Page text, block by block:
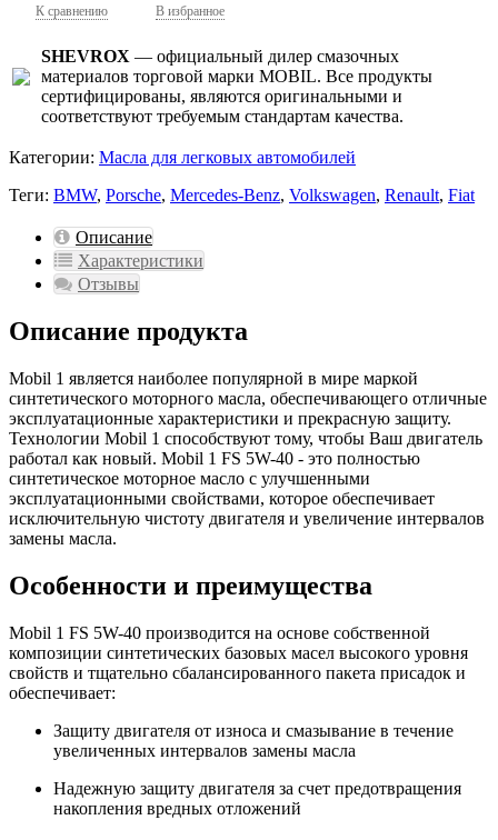
К сравнению В избранное
SHEVROX — официальный дилер смазочных
материалов торговой марки MOBIL. Все продукты
сертифицированы, являются оригинальными и
соответствуют требуемым стандартам качества.
Категории: Масла для легковых автомобилей
Теги: BMW, Porsche, Mercedes-Benz, Volkswagen, Renault, Fiat
Описание
Характеристики
Отзывы
Описание продукта
Mobil 1 является наиболее популярной в мире маркой
синтетического моторного масла, обеспечивающего отличные
эксплуатационные характеристики и прекрасную защиту.
Технологии Mobil 1 способствуют тому, чтобы Ваш двигатель
работал как новый. Mobil 1 FS 5W-40 - это полностью
синтетическое моторное масло с улучшенными
эксплуатационными свойствами, которое обеспечивает
исключительную чистоту двигателя и увеличение интервалов
замены масла.
Особенности и преимущества
Mobil 1 FS 5W-40 производится на основе собственной
композиции синтетических базовых масел высокого уровня
свойств и тщательно сбалансированного пакета присадок и
обеспечивает:
Защиту двигателя от износа и смазывание в течение
увеличенных интервалов замены масла
Надежную защиту двигателя за счет предотвращения
накопления вредных отложений